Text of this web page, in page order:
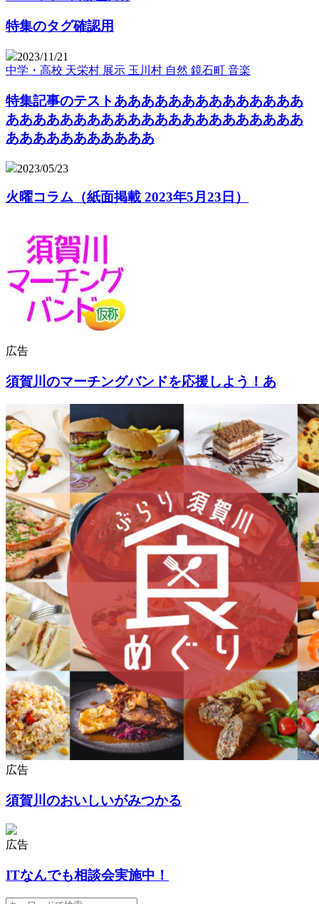
特集のタグ確認用
2023/11/21
中学・高校 天栄村 展示 玉川村 自然 鏡石町 音楽
特集記事のテストああああああああああああああ
ああああああああああああああああああああああ
あああああああああああ
2023/05/23
火曜コラム（紙面掲載 2023年5月23日）
広告
須賀川のマーチングバンドを応援しよう！あ
広告
須賀川のおいしいがみつかる
広告
ITなんでも相談会実施中！